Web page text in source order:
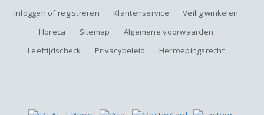
Inloggen of registreren Klantenservice
Veilig winkelen
Horeca
Sitemap
Algemene voorwaarden
Leeftijdscheck
Privacybeleid Herroepingsrecht